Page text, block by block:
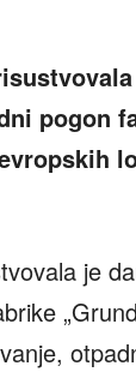
pogon
je